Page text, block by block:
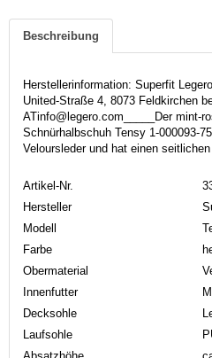
Beschreibung
Herstellerinformation: Superfit
United-Straße 4, 8073 Feldkirchen
ATinfo@legero.com_____Der mint-
Schnürhalbschuh Tensy 1-000093-
Veloursleder und hat einen
Artikel-Nr.
Hersteller
Modell
Farbe
Obermaterial
Innenfutter
Decksohle
Laufsohle
Absatzhöhe